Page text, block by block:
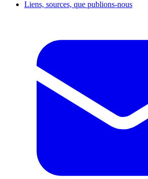
Liens, sources, que publions-nous